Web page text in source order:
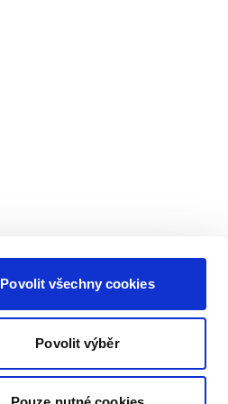
Povolit všechny cookies
Povolit výběr